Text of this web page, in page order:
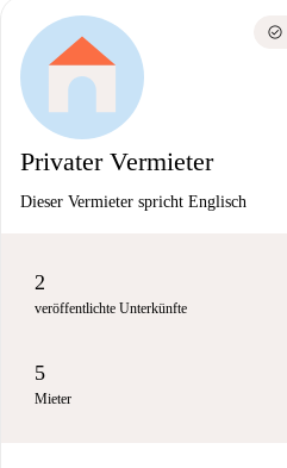
Privater Vermieter
Dieser Vermieter spricht Englisch
check_circle
2
veröffentlichte Unterkünfte
5
Mieter